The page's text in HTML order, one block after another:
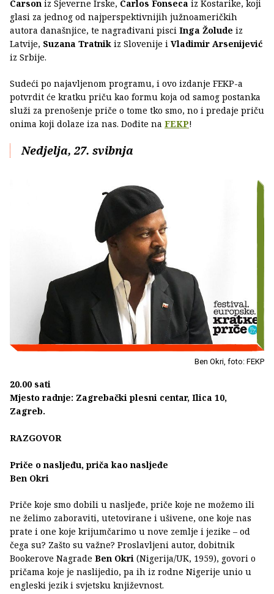
Carson iz Sjeverne Irske, Carlos Fonseca iz Kostarike, koji
glasi za jednog od najperspektivnijih južnoameričkih
autora današnjice, te nagrađivani pisci Inga Žolude iz
Latvije, Suzana Tratnik iz Slovenije i Vladimir Arsenijević
iz Srbije.
Sudeći po najavljenom programu, i ovo izdanje FEKP-a
potvrdit će kratku priču kao formu koja od samog postanka
služi za prenošenje priče o tome tko smo, no i predaje priču
onima koji dolaze iza nas. Dođite na FEKP!
Nedjelja, 27. svibnja
Ben Okri, foto: FEKP
20.00 sati
Mjesto radnje: Zagrebački plesni centar, Ilica 10,
Zagreb.
RAZGOVOR
Priče o nasljeđu, priča kao nasljeđe
Ben Okri
Priče koje smo dobili u nasljeđe, priče koje ne možemo ili
ne želimo zaboraviti, utetovirane i ušivene, one koje nas
prate i one koje krijumčarimo u nove zemlje i jezike – od
čega su? Zašto su važne? Proslavljeni autor, dobitnik
Bookerove Nagrade Ben Okri (Nigerija/UK, 1959), govori o
pričama koje je naslijedio, pa ih iz rodne Nigerije unio u
engleski jezik i svjetsku književnost.